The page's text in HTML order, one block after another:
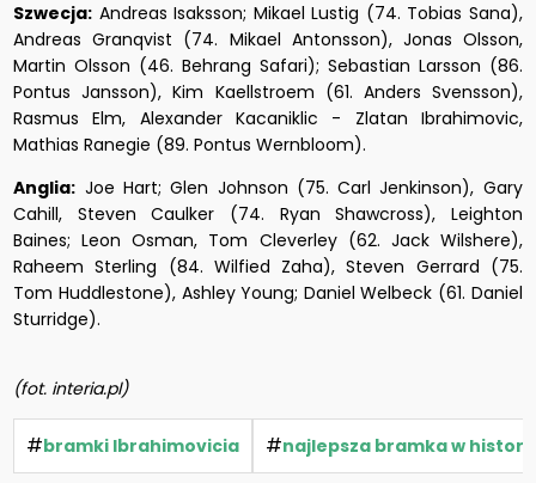
Szwecja: Andreas Isaksson; Mikael Lustig (74. Tobias Sana),
Andreas Granqvist (74. Mikael Antonsson), Jonas Olsson,
Martin Olsson (46. Behrang Safari); Sebastian Larsson (86.
Pontus Jansson), Kim Kaellstroem (61. Anders Svensson),
Rasmus Elm, Alexander Kacaniklic - Zlatan Ibrahimovic,
Mathias Ranegie (89. Pontus Wernbloom).
Anglia: Joe Hart; Glen Johnson (75. Carl Jenkinson), Gary
Cahill, Steven Caulker (74. Ryan Shawcross), Leighton
Baines; Leon Osman, Tom Cleverley (62. Jack Wilshere),
Raheem Sterling (84. Wilfied Zaha), Steven Gerrard (75.
Tom Huddlestone), Ashley Young; Daniel Welbeck (61. Daniel
Sturridge).
(fot. interia.pl)
#bramki Ibrahimovicia #najlepsza bramka w historii